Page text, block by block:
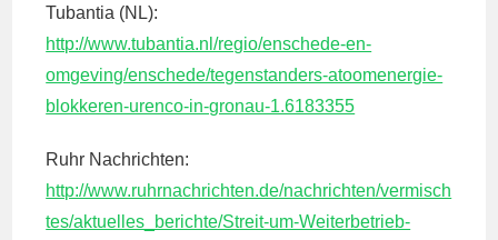
Tubantia (NL):
http://www.tubantia.nl/regio/enschede-en-
omgeving/enschede/tegenstanders-atoomenergie-
blokkeren-urenco-in-gronau-1.6183355
Ruhr Nachrichten:
http://www.ruhrnachrichten.de/nachrichten/vermisch
tes/aktuelles_berichte/Streit-um-Weiterbetrieb-